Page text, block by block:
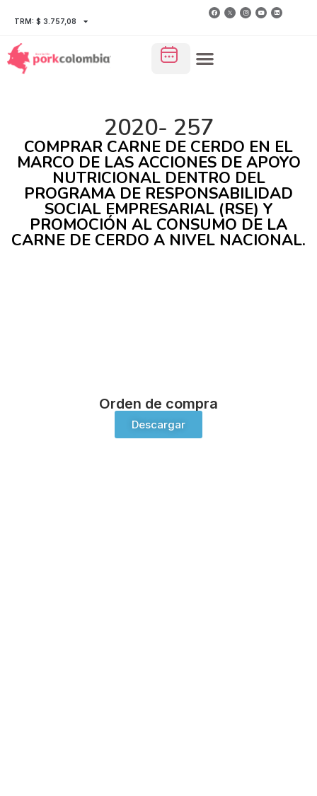
TRM: $ 3.757,08
2020- 257
COMPRAR CARNE DE CERDO EN EL
MARCO DE LAS ACCIONES DE APOYO
NUTRICIONAL DENTRO DEL
PROGRAMA DE RESPONSABILIDAD
SOCIAL EMPRESARIAL (RSE) Y
PROMOCIÓN AL CONSUMO DE LA
CARNE DE CERDO A NIVEL NACIONAL.
Orden de compra
Descargar